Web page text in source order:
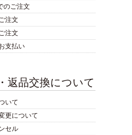
のご注文
注文
注文
支払い
返品交換について
いて
更について
セル